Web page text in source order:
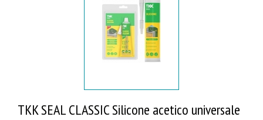
TKK SEAL CLASSIC Silicone acetico universale